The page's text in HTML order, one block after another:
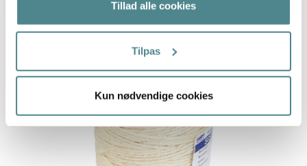
tilbage eller ændre indstillinger fra vores
"Cookiedeklaration", eller ved at trykke på "Privacy
Hvis du tillader det, vil vi også gerne:
Indsamle præcise oplysninger om din placering,
dens unikke karakteristika (fingerprinting)
Dine valg anvendes på hele websitet.
Tillad alle cookies
Tilpas
Kun nødvendige cookies
Læg i indkøbskurv